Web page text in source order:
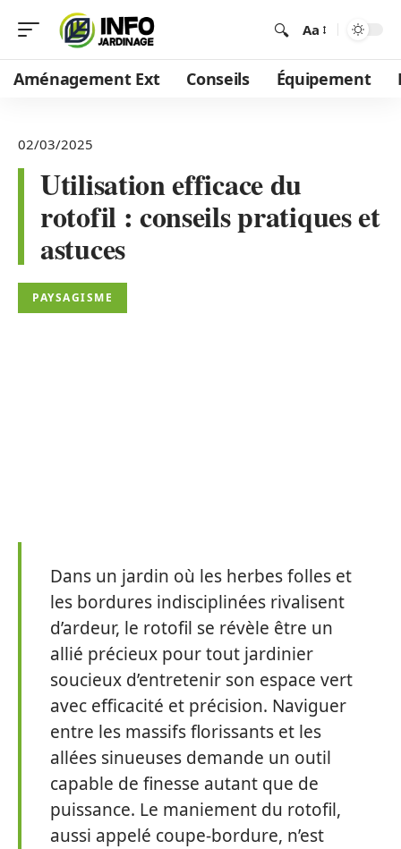
Aa
Aménagement Ext Conseils Équipement
02/03/2025
Utilisation efficace du
rotofil : conseils pratiques et
astuces
PAYSAGISME
Dans un jardin où les herbes folles et
les bordures indisciplinées rivalisent
d’ardeur, le rotofil se révèle être un
allié précieux pour tout jardinier
soucieux d’entretenir son espace vert
avec efficacité et précision. Naviguer
entre les massifs florissants et les
allées sinueuses demande un outil
capable de finesse autant que de
puissance. Le maniement du rotofil,
aussi appelé coupe-bordure, n’est